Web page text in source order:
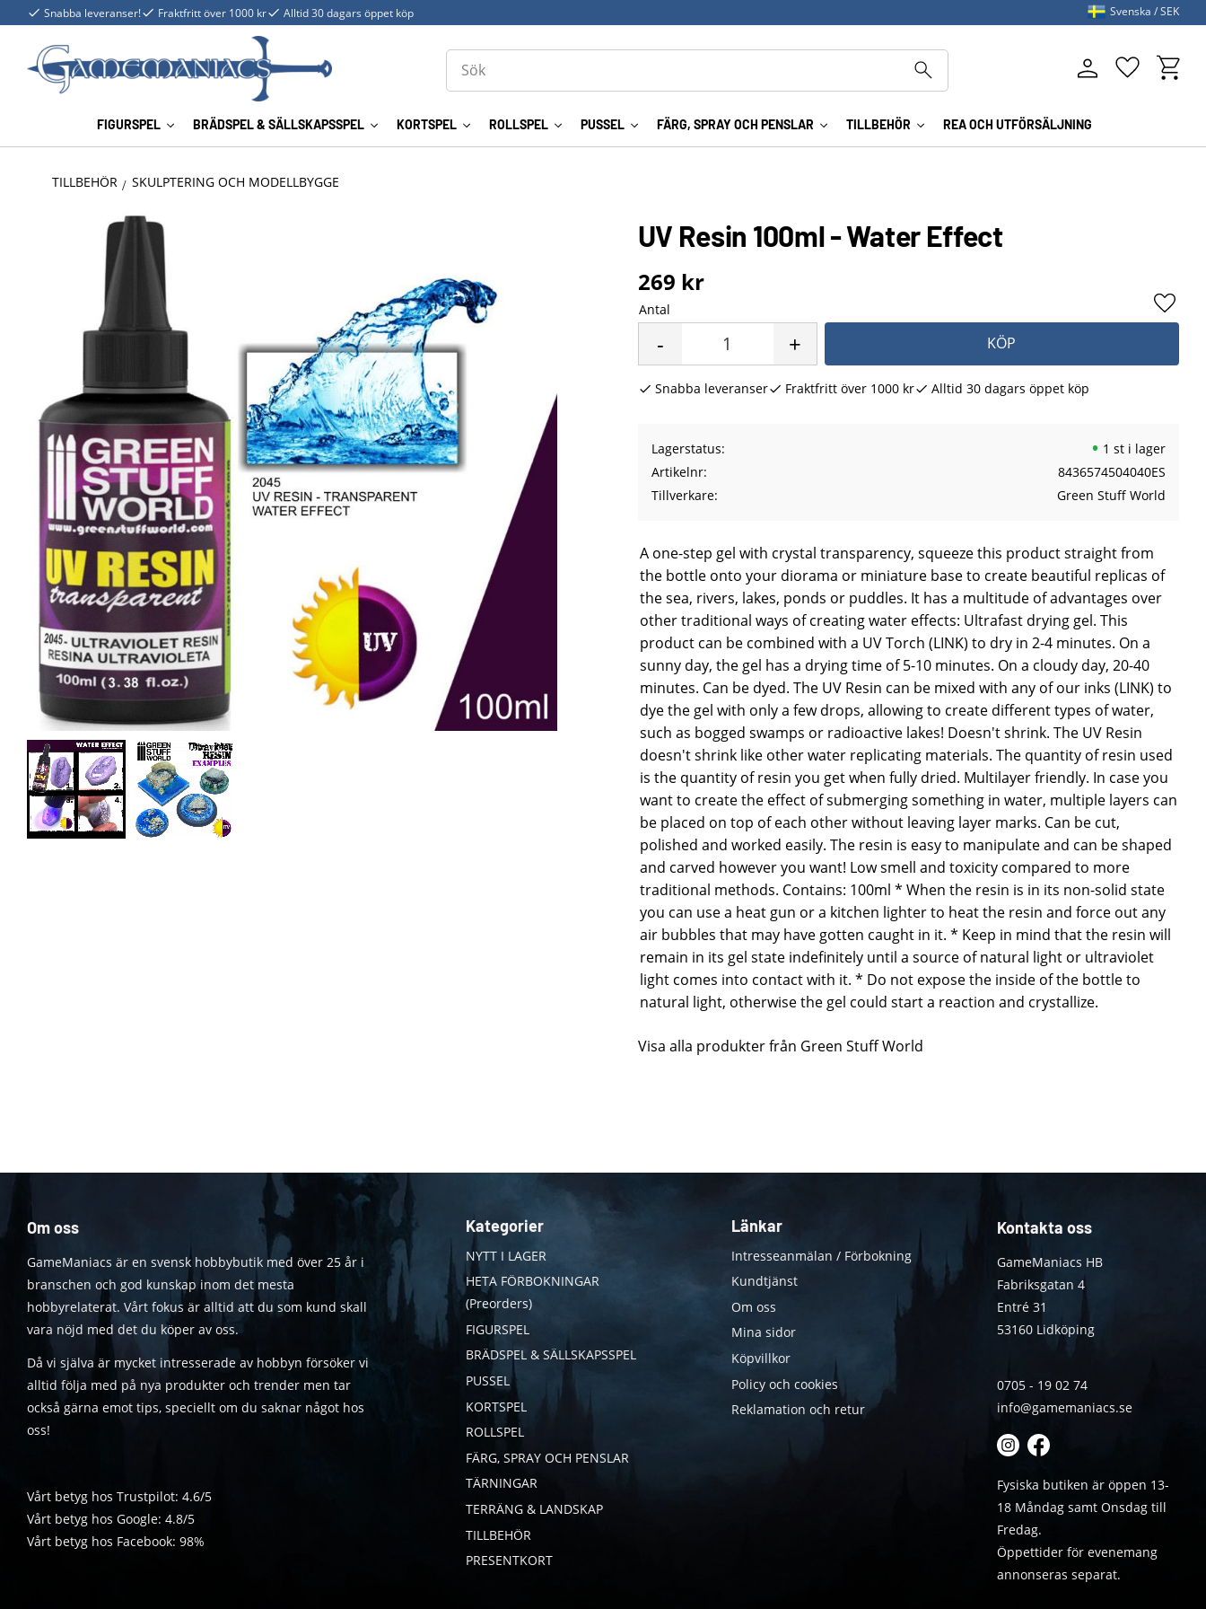
Snabba leveranser! Fraktfritt över 1000 kr Alltid 30 dagars öppet köp
FIGURSPEL BRÄDSPEL & SÄLLSKAPSSPEL KORTSPEL ROLLSPEL PUSSEL FÄRG, SPRAY OCH PENSLAR TILLBEHÖR REA OCH UTFÖRSÄLJNING
Favoriter
Svenska SEK
TILLBEHÖR SKULPTERING OCH MODELLBYGGE
UV Resin 100ml - Water Effect
269 kr
Antal
+
- KÖP
Lägg
Snabba leveranser Fraktfritt över 1000 kr Alltid 30 dagars öppet köp
Lagerstatus
1 st i lager
Artikelnr
8436574504040ES
Tillverkare
Green Stuff World
A one-step gel with crystal transparency, squeeze this product straight from
the bottle onto your diorama or miniature base to create beautiful replicas of
the sea, rivers, lakes, ponds or puddles. It has a multitude of advantages over
other traditional ways of creating water effects: Ultrafast drying gel. This
product can be combined with a UV Torch (LINK) to dry in 2-4 minutes. On a
sunny day, the gel has a drying time of 5-10 minutes. On a cloudy day, 20-40
minutes. Can be dyed. The UV Resin can be mixed with any of our inks (LINK) to
dye the gel with only a few drops, allowing to create different types of water,
such as bogged swamps or radioactive lakes! Doesn't shrink. The UV Resin
doesn't shrink like other water replicating materials. The quantity of resin used
is the quantity of resin you get when fully dried. Multilayer friendly. In case you
want to create the effect of submerging something in water, multiple layers can
be placed on top of each other without leaving layer marks. Can be cut,
polished and worked easily. The resin is easy to manipulate and can be shaped
and carved however you want! Low smell and toxicity compared to more
traditional methods. Contains: 100ml * When the resin is in its non-solid state
you can use a heat gun or a kitchen lighter to heat the resin and force out any
air bubbles that may have gotten caught in it. * Keep in mind that the resin will
remain in its gel state indefinitely until a source of natural light or ultraviolet
light comes into contact with it. * Do not expose the inside of the bottle to
natural light, otherwise the gel could start a reaction and crystallize.
Visa alla produkter från Green Stuff World
Om oss
GameManiacs är en svensk hobbybutik med över 25 år i
branschen och god kunskap inom det mesta
hobbyrelaterat. Vårt fokus är alltid att du som kund skall
vara nöjd med det du köper av oss.
Då vi själva är mycket intresserade av hobbyn försöker vi
alltid följa med på nya produkter och trender men tar
också gärna emot tips, speciellt om du saknar något hos
oss!
Vårt betyg hos Trustpilot: 4.6/5
Vårt betyg hos Google: 4.8/5
Vårt betyg hos Facebook: 98%
Kategorier
NYTT I LAGER
HETA FÖRBOKNINGAR
(Preorders)
FIGURSPEL
BRÄDSPEL & SÄLLSKAPSSPEL
PUSSEL
KORTSPEL
ROLLSPEL
FÄRG, SPRAY OCH PENSLAR
TÄRNINGAR
TERRÄNG & LANDSKAP
TILLBEHÖR
PRESENTKORT
Länkar
Intresseanmälan / Förbokning
Kundtjänst
Om oss
Mina sidor
Köpvillkor
Policy och cookies
Reklamation och retur
Kontakta oss
GameManiacs HB
Fabriksgatan 4
Entré 31
53160 Lidköping
0705 - 19 02 74
info@gamemaniacs.se
Fysiska butiken är öppen 13-
18 Måndag samt Onsdag till
Fredag.
Öppettider för evenemang
annonseras separat.